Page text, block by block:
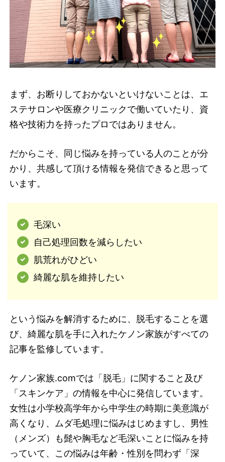
まず、お断りしておかないといけないことは、エ
ステサロンや医療クリニックで働いていたり、資
格や技術力を持ったプロではありません。
だからこそ、同じ悩みを持っている人のことが分
かり、共感して頂ける情報を発信できると思って
います。
毛深い
自己処理回数を減らしたい
肌荒れがひどい
綺麗な肌を維持したい
という悩みを解消するために、脱毛することを選
び、綺麗な肌を手に入れたケノン家族がすべての
記事を監修しています。
ケノン家族.comでは「脱毛」に関すること及び
「スキンケア」の情報を中心に発信しています。
女性は小学校高学年から中学生の時期に美意識が
高くなり、ムダ毛処理に悩みはじめますし、男性
（メンズ）も髭や胸毛など毛深いことに悩みを持
っていて、この悩みは年齢・性別を問わず「深